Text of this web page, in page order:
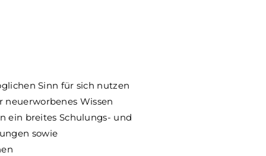
Sinn für sich nutzen
Wissen
ein breites Schulungs- und
sowie